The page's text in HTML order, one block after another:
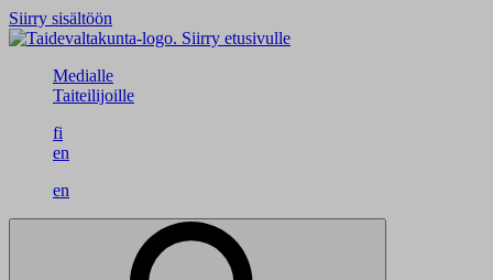
Siirry sisältöön
Siirry etusivulle
Medialle
Taiteilijoille
fi
en
en